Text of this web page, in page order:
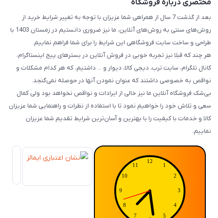
مختصری درباره فروشگاه
بعد از گذشت 7 سال از همراهی شما عزیزان با توجه به تغییر شرایط خرید از
روش‌های سنتی به روش‌های آنلاین، ما نیز ضروری دانستیم در زمستان 1403 با
طراحی و ساخت سایت فروشگاهی این شرایط را برای شما فراهم نماییم.
هر چند که قبلا نیز تجربه خوبی در فروش آنلاین در بسترهای پیج اینستاگرام،
کانال تلگرام، سایت ترب، دیجی کالا، دیوار و ... داشتیم، که هر کدام مشکلات و
نواقص به خصوصی داشتند که عنوان نمودن آنها در حوصله نمی‌گنجد.
بی‌شک فروشگاه آنلاین ما نیز خالی از ایرادات و نواقص نخواهد بود ولی کمال
سعی و تلاش خود را خواهیم نمود تا با استفاده از نظرات و راهنمایی شما عزیزان
کالا و خدمات با کیفیت را با بهترین و آسان‌ترین شرایط تقدیم شما عزیزان
نماییم.